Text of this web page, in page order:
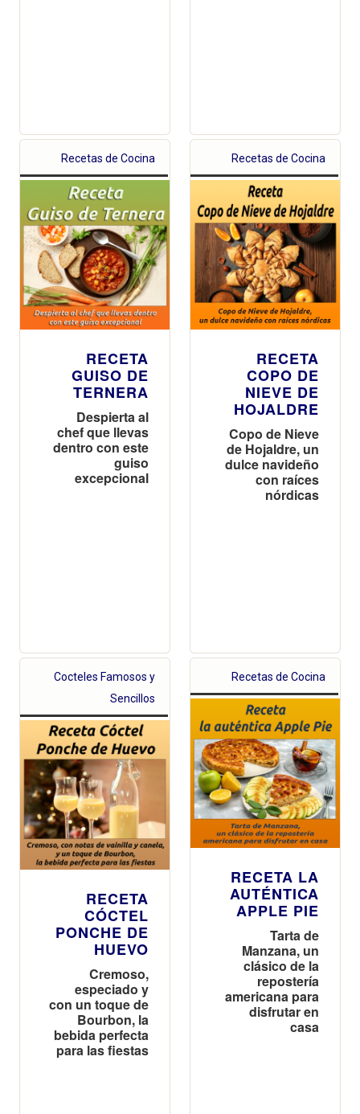
Recetas de Cocina
RECETA
GUISO DE
TERNERA
Despierta al
chef que llevas
dentro con este
guiso
excepcional
Recetas de Cocina
RECETA
COPO DE
NIEVE DE
HOJALDRE
Copo de Nieve
de Hojaldre, un
dulce navideño
con raíces
nórdicas
Cocteles Famosos y
Sencillos
RECETA
CÓCTEL
PONCHE DE
HUEVO
Cremoso,
especiado y
con un toque de
Bourbon, la
bebida perfecta
para las fiestas
Recetas de Cocina
RECETA LA
AUTÉNTICA
APPLE PIE
Tarta de
Manzana, un
clásico de la
repostería
americana para
disfrutar en
casa